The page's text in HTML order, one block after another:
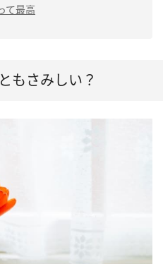
て最高
もさみしい？